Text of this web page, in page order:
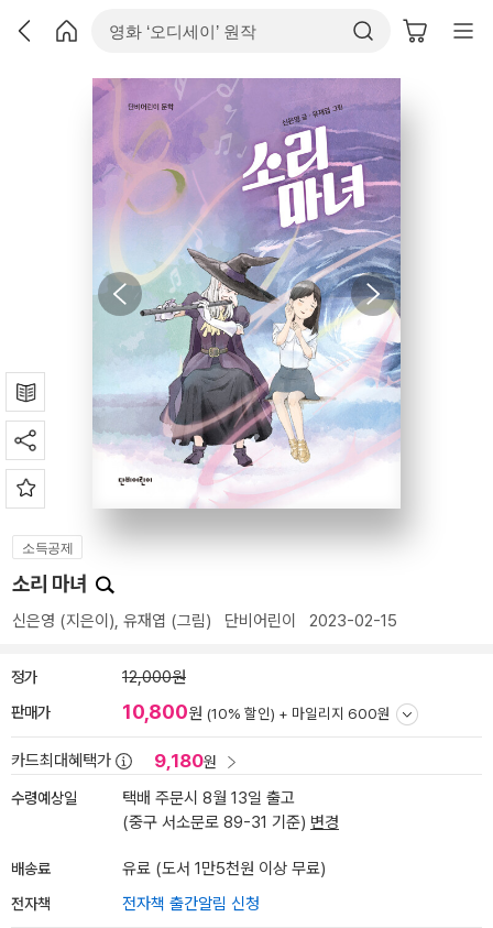
소득공제
소리 마녀
신은영 (지은이), 유재엽 (그림) 단비어린이 2023-02-15
정가 12,000원
판매가 10,800원 (10% 할인) + 마일리지 600원
카드최대혜택가 9,180원
수령예상일
택배 주문시 8월 13일 출고
(중구 서소문로 89-31 기준) 변경
배송료 유료 (도서 1만5천원 이상 무료)
전자책 전자책 출간알림 신청